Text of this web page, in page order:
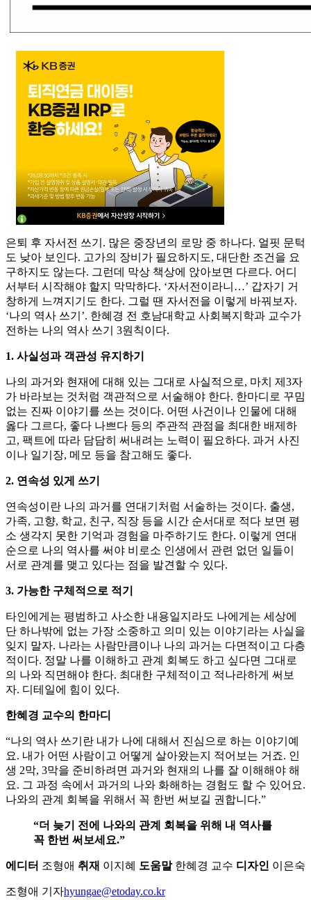
은퇴 후 자서전 쓰기. 많은 중장년의 로망 중 하나다. 얼핏 문턱
도 낮아 보인다. 고가의 장비가 필요하지도, 대단한 조건을 요
구하지도 않는다. 그런데 막상 책상에 앉아보면 다르다. 어디
서부터 시작해야 할지 막막하다. ‘자서전이라니…’ 갑자기 거
창하게 느껴지기도 한다. 그럴 땐 자서전을 이렇게 바꿔보자.
‘나의 역사 쓰기’. 한혜경 전 호남대학교 사회복지학과 교수가
전하는 나의 역사 쓰기 3원칙이다.
1. 사실성과 객관성 유지하기
나의 과거와 현재에 대해 있는 그대로 사실적으로, 마치 제3자
가 바라보는 것처럼 객관적으로 서술해야 한다. 한마디로 꾸밈
없는 진짜 이야기를 쓰는 것이다. 어떤 사건이나 인물에 대해
옳다 그르다, 좋다 나쁘다 등의 주관적 관점을 최대한 배제하
고, 팩트에 따라 담담히 써내려는 노력이 필요하다. 과거 사진
이나 일기장, 메모 등을 참고해도 좋다.
2. 연속성 있게 쓰기
연속성이란 나의 과거를 연대기처럼 서술하는 것이다. 출생,
가족, 고향, 학교, 친구, 직장 등을 시간 순서대로 적다 보면 평
소 생각지 못한 기억과 경험을 마주하기도 한다. 이렇게 연대
순으로 나의 역사를 써야 비로소 인생에서 관련 없던 일들이
서로 관계를 맺고 있다는 점을 발견할 수 있다.
3. 가능한 구체적으로 적기
타인에게는 평범하고 사소한 내용일지라도 나에게는 세상에
단 하나밖에 없는 가장 소중하고 의미 있는 이야기라는 사실을
잊지 말자. 나라는 사람만큼이나 나의 과거는 다면적이고 다층
적이다. 정말 나를 이해하고 관계 회복도 하고 싶다면 그대로
의 나와 직면해야 한다. 최대한 구체적이고 적나라하게 써보
자. 디테일에 힘이 있다.
한혜경 교수의 한마디
“나의 역사 쓰기란 내가 나에 대해서 진심으로 하는 이야기예
요. 내가 어떤 사람이고 어떻게 살아왔는지 적어보는 거죠. 인
생 2막, 3막을 준비하려면 과거와 현재의 나를 잘 이해해야 해
요. 그 과정 속에서 과거의 나와 화해하는 경험도 할 수 있어요.
나와의 관계 회복을 위해서 꼭 한번 써보길 권합니다.”
“더 늦기 전에 나와의 관계 회복을 위해 내 역사를
꼭 한번 써보세요.”
에디터 조형애 취재 이지혜 도움말한혜경 교수 디자인 이은숙
조형애 기자hyungae@etoday.co.kr